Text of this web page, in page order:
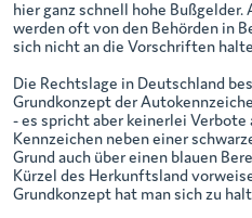
hier ganz schnell hohe
werden oft von den Behörden in
sich nicht an die Vorschriften
Die Rechtslage in Deutschland
Grundkonzept der
- es spricht aber keinerlei Verbote
Kennzeichen neben einer
Grund auch über einen blauen
Kürzel des Herkunftsland
Grundkonzept hat man sich zu